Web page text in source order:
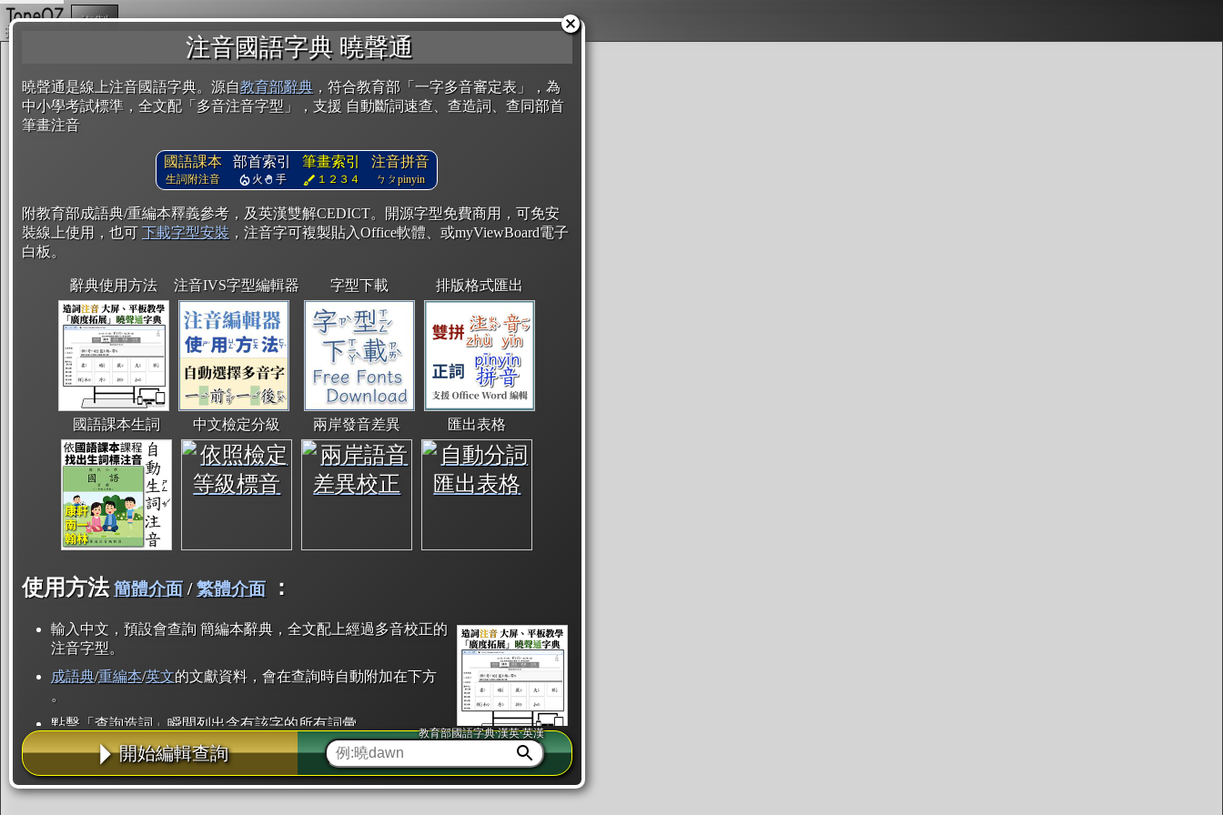
注音國語字典 曉聲通
曉聲通是線上注音國語字典。源自教育部辭典 ，符合教育部「一字多音審定表」，為
中小學考試標準，全文配「多音注音字型」，支援 自動斷詞速查、查造詞、查同部首
筆畫注音
國語課本
生詞附注音
部首索引
火 手
筆畫索引
１２３４
注音拼音
ㄅㄆpinyin
附教育部成語典/重編本釋義參考，及英漢雙解CEDICT。開源字型免費商用，可免安
裝線上使用，也可 下載字型安裝 ，注音字可複製貼入Office軟體、或myViewBoard電子
白板。
辭典使用方法 注音IVS字型編輯器 字型下載 排版格式匯出
國語課本生詞 中文檢定分級 兩岸發音差異 匯出表格
使用方法 簡體介面/繁體介面 ：
輸入中文，預設會查詢 簡編本辭典，全文配上經過多音校正的
注音字型。
成語典/重編本/英文的文獻資料，會在查詢時自動附加在下方
。
點擊「查詢造詞」瞬間列出含有該字的所有詞彙。
點「部首」瞬間列出所有「同部首字」。也支援查詢「同注音」或「同筆畫」。
辭典解釋的全文都經過自動斷詞，點擊便可瞬間「連續查詢」此字詞的解釋，不
用手動重複輸入。
開始編輯查詢
教育部國語字典·漢英·英漢
複製